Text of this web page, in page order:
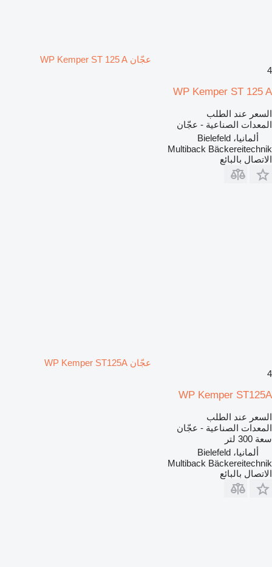
عجّان WP Kemper ST 125 A
4
WP Kemper ST 125 A
السعر عند الطلب
المعدات الصناعية - عجّان
ألمانيا، Bielefeld
Multiback Bäckereitechnik
الاتصال بالبائع
عجّان WP Kemper ST125A
4
WP Kemper ST125A
السعر عند الطلب
المعدات الصناعية - عجّان
سعة 300 لتر
ألمانيا، Bielefeld
Multiback Bäckereitechnik
الاتصال بالبائع